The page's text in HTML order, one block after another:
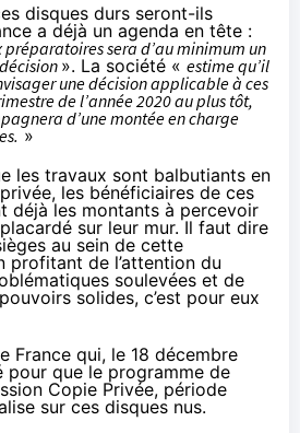
disques durs seront-ils
a déjà un agenda en tête :
préparatoires sera d’au minimum un
». La société « estime qu’il
une décision applicable à ces
de l’année 2020 au plus tôt,
d’une montée en charge
»
les travaux sont balbutiants en
les bénéficiaires de ces
déjà les montants à percevoir
sur leur mur. Il faut dire
au sein de cette
profitant de l’attention du
soulevées et de
solides, c’est pour eux
France qui, le 18 décembre
pour que le programme de
Copie Privée, période
sur ces disques nus.